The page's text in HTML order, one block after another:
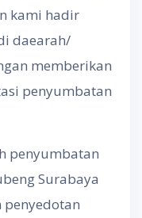
kami hadir
daearah/
memberikan
penyumbatan
penyumbatan
Surabaya